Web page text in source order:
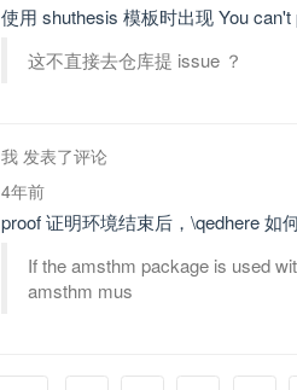
使用 shuthesis 模板时出现 You
这不直接去仓库提 issue ？
我 发表了评论
4年前
proof 证明环境结束后，\qedhere 如
If the amsthm package is used
amsthm mus